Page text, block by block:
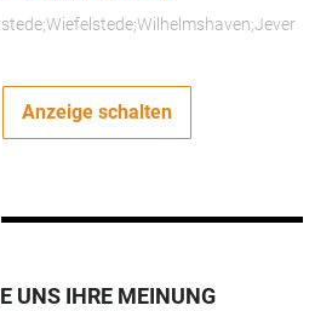
Anzeige schalten
UNS IHRE MEINUNG